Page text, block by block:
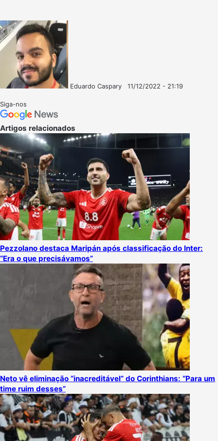
Eduardo Caspary
11/12/2022 - 21:19
Siga-nos
Artigos relacionados
Pezzolano destaca Maripán após classificação do Inter:
“Era o que precisávamos”
Neto vê eliminação “inacreditável” do Corinthians: “Para um
time ruim desses”